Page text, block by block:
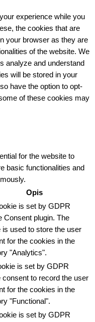
experience while you
the cookies that are
your browser as they are
of the website. We
analyze and understand
will be stored in your
have the option to opt-
of these cookies may
for the website to
basic functionalities and
Opis
is set by GDPR
Consent plugin. The
is used to store the user
for the cookies in the
"Analytics".
is set by GDPR
consent to record the user
for the cookies in the
"Functional".
is set by GDPR